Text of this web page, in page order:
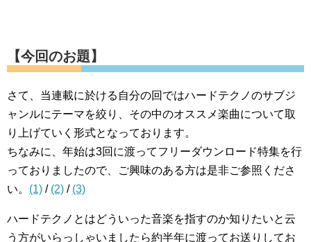
【今回のお題】
さて、当連載に於ける自分の回ではハードテクノのサブジ
ャンルにテーマを絞り、その中のオススメ楽曲について取
り上げていく形式となっております。
ちなみに、年始は3回に渡ってフリーダウンロード特集を行
っておりましたので、ご興味のある方は是非ご参照くださ
い。 (1) / (2) / (3)
ハードテクノとはどういった音楽を指すのか知りたいと云
う方がいらっしゃいましたら約半年に渡ってお送りしてお